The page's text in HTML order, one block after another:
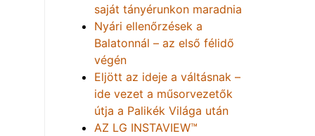
saját tányérunkon maradnia
Nyári ellenőrzések a
Balatonnál – az első félidő
végén
Eljött az ideje a váltásnak –
ide vezet a műsorvezetők
útja a Palikék Világa után
AZ LG INSTAVIEW™